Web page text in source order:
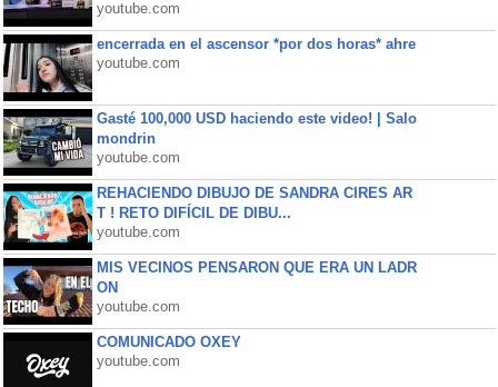
youtube.com
encerrada en el ascensor *por dos horas* ahre
youtube.com
Gasté 100,000 USD haciendo este video! | Salo
mondrin
youtube.com
REHACIENDO DIBUJO DE SANDRA CIRES AR
T ! RETO DIFÍCIL DE DIBU...
youtube.com
MIS VECINOS PENSARON QUE ERA UN LADR
ON
youtube.com
COMUNICADO OXEY
youtube.com